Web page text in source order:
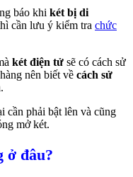
báo khi két bị di
cần lưu ý kiểm tra chức
két điện tử sẽ có cách sử
nên biết về cách sử
cần phải bật lên và cũng
mở két.
ở đâu?